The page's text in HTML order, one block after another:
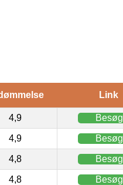
Link
4,9 Besøg
4,9 Besøg
4,8 Besøg
4,8 Besøg